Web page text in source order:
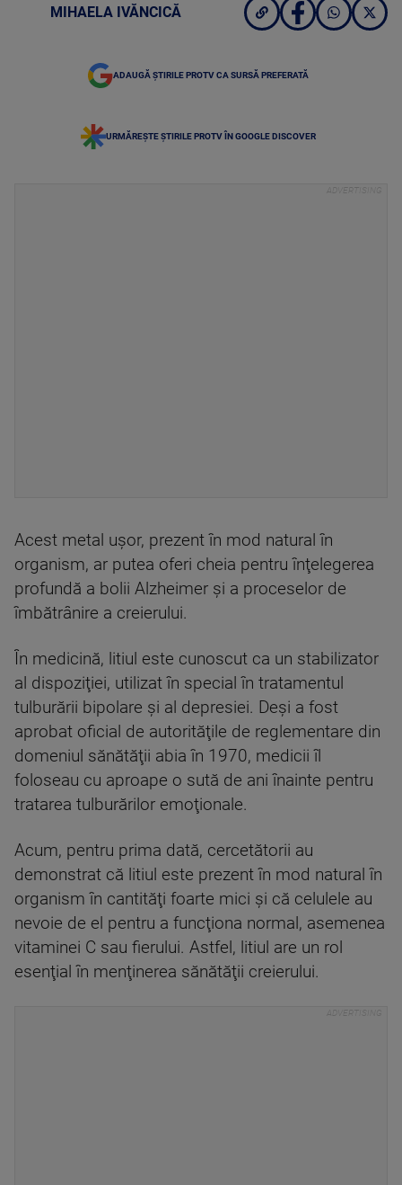
MIHAELA IVĂNCICĂ
ADAUGĂ ȘTIRILE PROTV CA SURSĂ PREFERATĂ
URMĂREȘTE ȘTIRILE PROTV ÎN GOOGLE DISCOVER
Acest metal uşor, prezent în mod natural în
organism, ar putea oferi cheia pentru înţelegerea
profundă a bolii Alzheimer şi a proceselor de
îmbătrânire a creierului.
În medicină, litiul este cunoscut ca un stabilizator
al dispoziţiei, utilizat în special în tratamentul
tulburării bipolare şi al depresiei. Deşi a fost
aprobat oficial de autorităţile de reglementare din
domeniul sănătăţii abia în 1970, medicii îl
foloseau cu aproape o sută de ani înainte pentru
tratarea tulburărilor emoţionale.
Acum, pentru prima dată, cercetătorii au
demonstrat că litiul este prezent în mod natural în
organism în cantităţi foarte mici şi că celulele au
nevoie de el pentru a funcţiona normal, asemenea
vitaminei C sau fierului. Astfel, litiul are un rol
esenţial în menţinerea sănătăţii creierului.